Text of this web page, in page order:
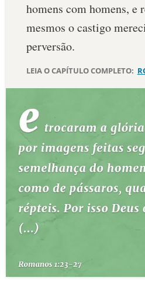
homens com homens, e
mesmos o castigo
perversão.
LEIA O CAPÍTULO COMPLETO: